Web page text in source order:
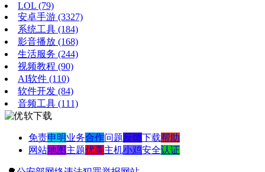
LOL (79)
安卓手游 (3327)
系统工具 (184)
影音播放 (168)
生活服务 (244)
视频教程 (90)
AI软件 (110)
软件开发 (84)
音频工具 (111)
免责申明业务合作问题反馈下载帮助
网站地图 主题优美主机小鸡安全认证